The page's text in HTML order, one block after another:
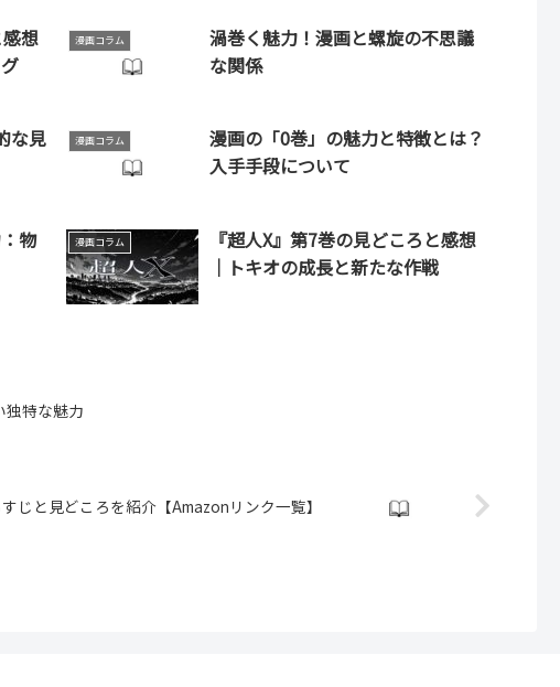
想
漫画コラム
渦巻く魅力！漫画と螺旋の不思議
な関係
な見
漫画コラム
漫画の「0巻」の魅力と特徴とは？
入手手段について
物
漫画コラム
『超人X』第7巻の見どころと感想
｜トキオの成長と新たな作戦
独特な魅力
じと見どころを紹介【Amazonリンク一覧】